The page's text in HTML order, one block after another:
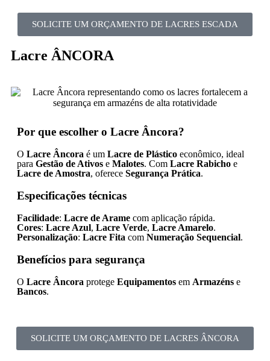
SOLICITE UM ORÇAMENTO DE LACRES ESCADA
Lacre ÂNCORA
Por que escolher o Lacre Âncora?
O Lacre Âncora é um Lacre de Plástico econômico, ideal
para Gestão de Ativos e Malotes. Com Lacre Rabicho e
Lacre de Amostra, oferece Segurança Prática.
Especificações técnicas
Facilidade: Lacre de Arame com aplicação rápida.
Cores: Lacre Azul, Lacre Verde, Lacre Amarelo.
Personalização: Lacre Fita com Numeração Sequencial.
Benefícios para segurança
O Lacre Âncora protege Equipamentos em Armazéns e
Bancos.
SOLICITE UM ORÇAMENTO DE LACRES ÂNCORA